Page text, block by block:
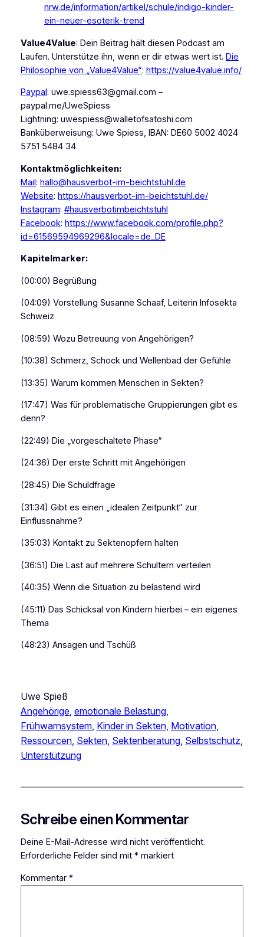
nrw.de/information/artikel/schule/indigo-kinder-
ein-neuer-esoterik-trend
Value4Value: Dein Beitrag hält diesen Podcast am
Laufen. Unterstütze ihn, wenn er dir etwas wert ist. Die
Philosophie von „Value4Value“: https://value4value.info/
Paypal: uwe.spiess63@gmail.com –
paypal.me/UweSpiess
Lightning: uwespiess@walletofsatoshi.com
Banküberweisung: Uwe Spiess, IBAN: DE60 5002 4024
5751 5484 34
Kontaktmöglichkeiten:
Mail: hallo@hausverbot-im-beichtstuhl.de
Website: https://hausverbot-im-beichtstuhl.de/
Instagram: #hausverbotimbeichtstuhl
Facebook: https://www.facebook.com/profile.php?
id=61569594969296&locale=de_DE
Kapitelmarker:
(00:00) Begrüßung
(04:09) Vorstellung Susanne Schaaf, Leiterin Infosekta
Schweiz
(08:59) Wozu Betreuung von Angehörigen?
(10:38) Schmerz, Schock und Wellenbad der Gefühle
(13:35) Warum kommen Menschen in Sekten?
(17:47) Was für problematische Gruppierungen gibt es
denn?
(22:49) Die „vorgeschaltete Phase“
(24:36) Der erste Schritt mit Angehörigen
(28:45) Die Schuldfrage
(31:34) Gibt es einen „idealen Zeitpunkt“ zur
Einflussnahme?
(35:03) Kontakt zu Sektenopfern halten
(36:51) Die Last auf mehrere Schultern verteilen
(40:35) Wenn die Situation zu belastend wird
(45:11) Das Schicksal von Kindern hierbei – ein eigenes
Thema
(48:23) Ansagen und Tschüß
Uwe Spieß
Angehörige, emotionale Belastung
Frühwarnsystem, Kinder in Sekten, Motivation
Ressourcen, Sekten, Sektenberatung, Selbstschutz
Unterstützung
Schreibe einen Kommentar
Deine E-Mail-Adresse wird nicht veröffentlicht.
Erforderliche Felder sind mit *markiert
Kommentar *